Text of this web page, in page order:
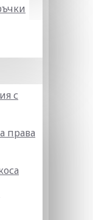
с
права